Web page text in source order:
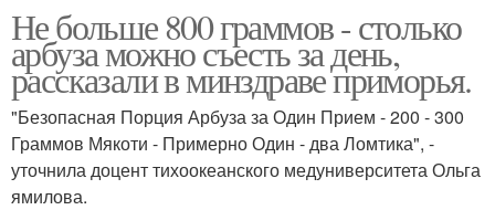
Не больше 800 граммов - столько
арбуза можно съесть за день,
рассказали в минздраве приморья.
"Безопасная Порция Арбуза за Один Прием - 200 - 300
Граммов Мякоти - Примерно Один - два Ломтика", -
уточнила доцент тихоокеанского медуниверситета Ольга
ямилова.